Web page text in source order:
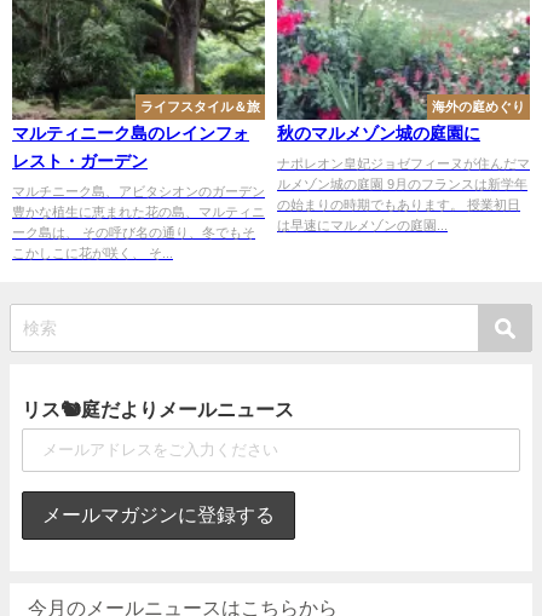
ライフスタイル＆旅
マルティニーク島のレインフォ
レスト・ガーデン
マルチニーク島、アビタシオンのガーデン
豊かな植生に恵まれた花の島、マルティニ
ーク島は、 その呼び名の通り、冬でもそ
こかしこに花が咲く、 そ...
海外の庭めぐり
秋のマルメゾン城の庭園に
ナポレオン皇妃ジョゼフィーヌが住んだマ
ルメゾン城の庭園 9月のフランスは新学年
の始まりの時期でもあります。 授業初日
は早速にマルメゾンの庭園...
リス🐿庭だよりメールニュース
今月のメールニュースはこちらから